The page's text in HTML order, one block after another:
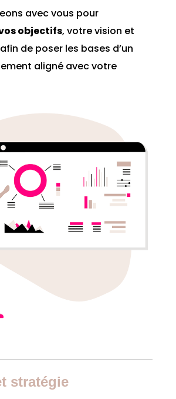
avec vous pour
objectifs, votre vision et
de poser les bases d’un
aligné avec votre
stratégie